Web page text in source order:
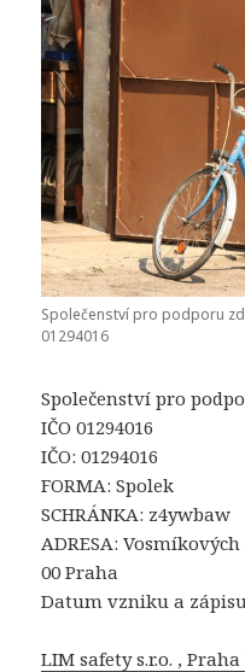
Společenství pro podporu
01294016
Společenství pro
IČO 01294016
IČO: 01294016
FORMA: Spolek
SCHRÁNKA: z4ywbaw
ADRESA:
00 Praha
Datum vzniku a
LIM safety s.r.o. , Praha